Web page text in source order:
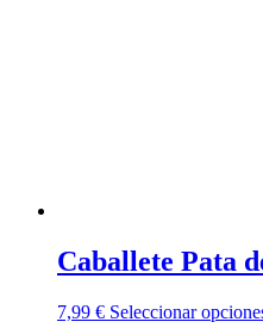
Caballete Pata
7,99 € Seleccionar